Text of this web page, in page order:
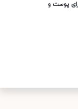
پوست و